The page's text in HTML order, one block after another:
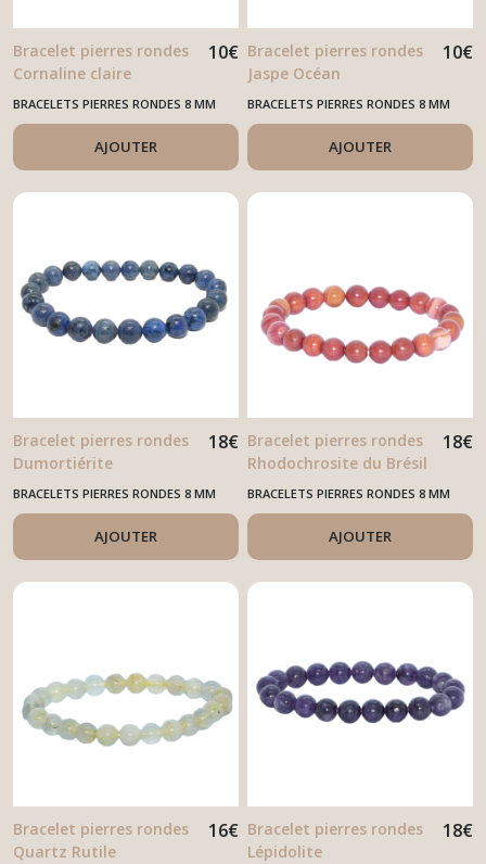
Bracelet pierres rondes
Cornaline claire
10€
BRACELETS PIERRES RONDES 8 MM
AJOUTER
Bracelet pierres rondes
Jaspe Océan
10€
BRACELETS PIERRES RONDES 8 MM
AJOUTER
Bracelet pierres rondes
Dumortiérite
18€
BRACELETS PIERRES RONDES 8 MM
AJOUTER
Bracelet pierres rondes
Rhodochrosite du Brésil
18€
BRACELETS PIERRES RONDES 8 MM
AJOUTER
Bracelet pierres rondes
Quartz Rutile
16€ Bracelet pierres rondes
Lépidolite
18€